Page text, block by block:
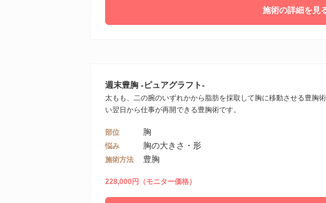
施術の詳細を見
週末豊胸 -ピュアグラフト-
太もも、二の腕のいずれかから脂肪を採取して胸に移動させる豊胸
い翌日から仕事が再開できる豊胸術です。
部位 胸
悩み 胸の大きさ・形
施術方法 豊胸
228,000円（モニター価格）